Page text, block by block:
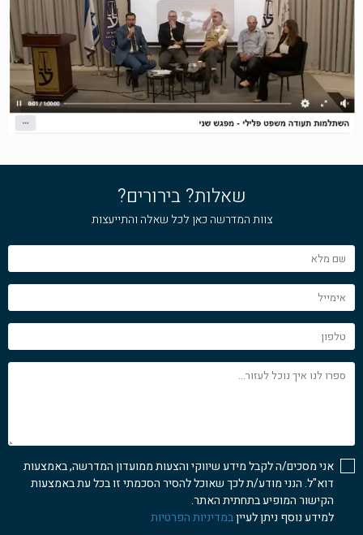
שאלות? בירורים?
צוות המדרשה כאן לכל שאלה והתייעצות
שם
מלא
אימייל
טלפון
ספרו
לנו
אני מסכים/ה לקבל מידע שיווקי והצעות ממועדון המדרשה, באמצעות
דוא"ל. הנני מודע/ת לכך שאוכל להסיר הסכמתי זו בכל עת באמצעות
הקישור המופיע בתחתית האתר.
למידע נוסף ניתן לעייןבמדיניות הפרטיות